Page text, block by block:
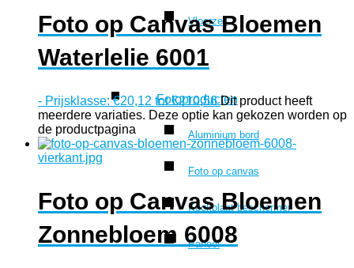
Vloerzeil
Fotoproducten
Aluminium bord
Foto op canvas
Kookplaat beschermer
Paneel
Foto op Canvas Bloemen
Waterlelie 6001
- Prijsklasse: €20,12 tot €210,56 Dit product heeft
meerdere variaties. Deze optie kan gekozen worden op
de productpagina
Foto op Canvas Bloemen
Zonnebloem 6008